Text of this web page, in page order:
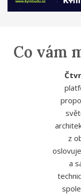
Co vám
z
a